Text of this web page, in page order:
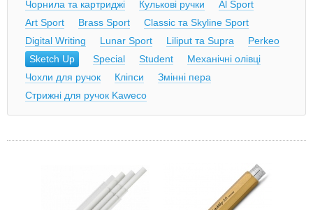
Чорнила та картриджі
Кулькові ручки
Al Sport
Art Sport
Brass Sport
Classic та Skyline Sport
Digital Writing
Lunar Sport Liliput та Supra
Perkeo
Sketch Up
Special Student
Механічні олівці
Чохли для ручок
Кліпси
Змінні пера
Стрижні для ручок Kaweco